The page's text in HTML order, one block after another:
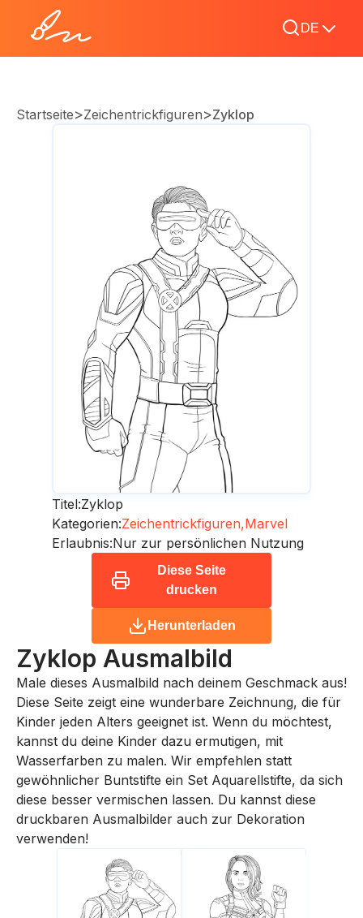
DE
Startseite>Zeichentrickfiguren>Zyklop
Titel:Zyklop
Kategorien:Zeichentrickfiguren,Marvel
Erlaubnis:Nur zur persönlichen Nutzung
Diese Seite
drucken
Herunterladen
Zyklop Ausmalbild
Male dieses Ausmalbild nach deinem Geschmack aus!
Diese Seite zeigt eine wunderbare Zeichnung, die für
Kinder jeden Alters geeignet ist. Wenn du möchtest,
kannst du deine Kinder dazu ermutigen, mit
Wasserfarben zu malen. Wir empfehlen statt
gewöhnlicher Buntstifte ein Set Aquarellstifte, da sich
diese besser vermischen lassen. Du kannst diese
druckbaren Ausmalbilder auch zur Dekoration
verwenden!